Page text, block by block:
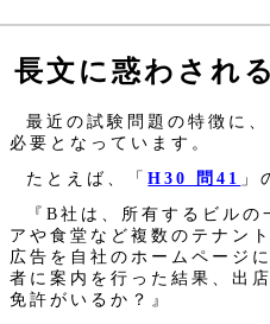
長文に惑わされ
最近の試験問題の特徴に
必要となっています。
たとえば、「H30 問41
」
『B社は、所有するビル
アや食堂など複数のテナン
広告を自社のホームページ
者に案内を行った結果、出
免許がいるか？』